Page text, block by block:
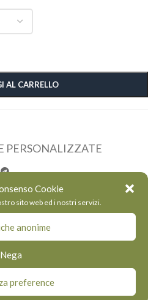
Cookie
sito web ed i nostri servizi.
anonime
Nega
preference
AL CARRELLO
PERSONALIZZATE
paglia
inchiostri
misure varie per
carta sabbia